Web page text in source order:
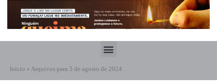
Início » Arquivos para 5 de agosto de 2024